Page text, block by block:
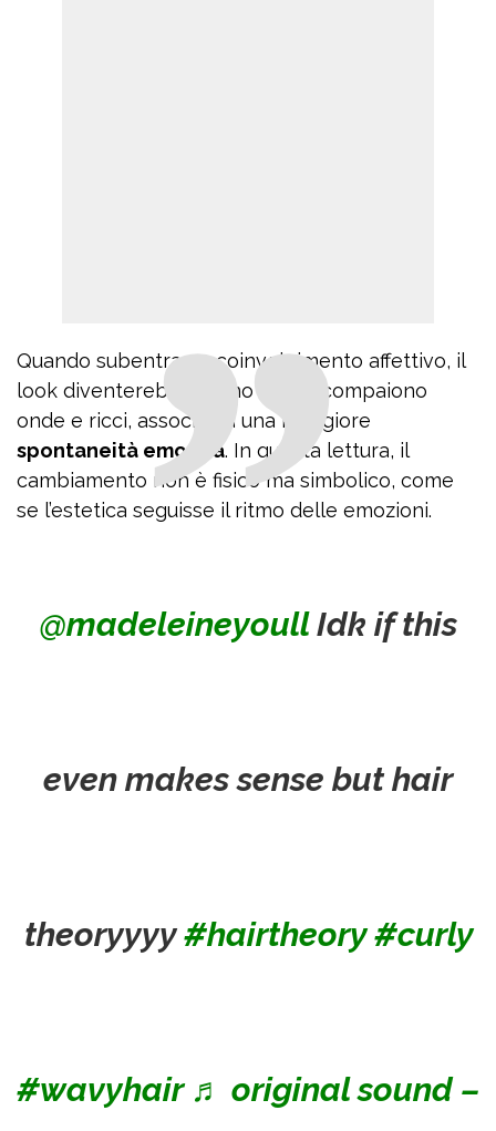
Quando subentra un coinvolgimento affettivo, il
look diventerebbe meno rigido: compaiono
onde e ricci, associati a una maggiore
spontaneità emotiva. In questa lettura, il
cambiamento non è fisico ma simbolico, come
se l’estetica seguisse il ritmo delle emozioni.
@madeleineyoullIdk if this
even makes sense but hair
theoryyyy#hairtheory #curly
#wavyhair ♬ original sound –